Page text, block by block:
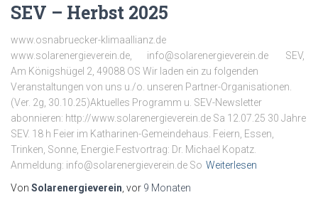
SEV – Herbst 2025
www.osnabruecker-klimaallianz.de
www.solarenergieverein.de, info@solarenergieverein.de SEV,
Am Königshügel 2, 49088 OS Wir laden ein zu folgenden
Veranstaltungen von uns u./o. unseren Partner-Organisationen.
(Ver. 2g, 30.10.25)Aktuelles Programm u. SEV-Newsletter
abonnieren: http://www.solarenergieverein.de Sa 12.07.25 30 Jahre
SEV. 18 h Feier im Katharinen-Gemeindehaus. Feiern, Essen,
Trinken, Sonne, Energie.Festvortrag: Dr. Michael Kopatz.
Anmeldung: info@solarenergieverein.de So Weiterlesen
Von Solarenergieverein , vor 9 Monaten